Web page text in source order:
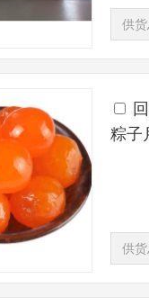
供
粽子
供